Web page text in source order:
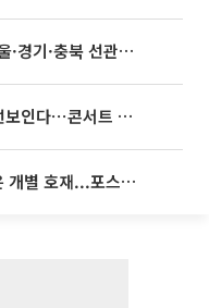
선관위 등 추가 압수수색
빅뱅, 20주년 기념 '새 뱅봉' 선보인다⋯콘서트 앞두고 팝업 개최
[증시키워드] 반도체 충격 뚫은 개별 호재...포스코퓨처엠·에코프로·한화솔루션 '눈길'